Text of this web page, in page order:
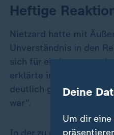
Heftige
Nietzard hatte mit
Unverständnis in den
sich für ein kurz zuvor
erklärte in einem
deutlich genug
war".
Deine
Um dir eine